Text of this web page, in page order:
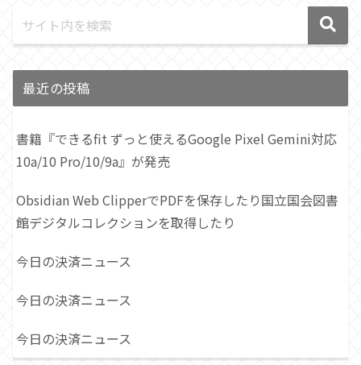
最近の投稿
書籍『できるfit ずっと使えるGoogle Pixel Gemini対応
10a/10 Pro/10/9a』が発売
Obsidian Web ClipperでPDFを保存したり国立国会図書
館デジタルコレクションを取得したり
今日の決済ニュース
今日の決済ニュース
今日の決済ニュース